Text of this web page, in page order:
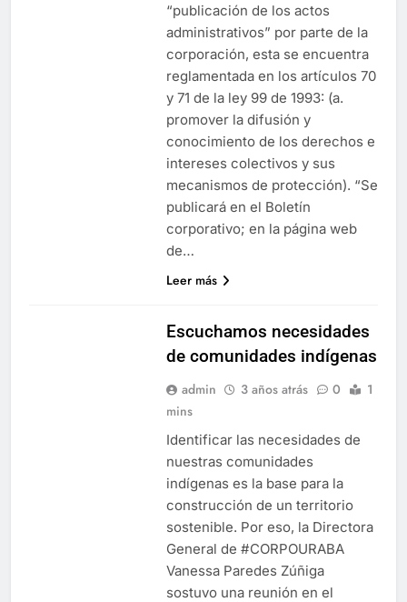
“publicación de los actos
administrativos” por parte de la
corporación, esta se encuentra
reglamentada en los artículos 70
y 71 de la ley 99 de 1993: (a.
promover la difusión y
conocimiento de los derechos e
intereses colectivos y sus
mecanismos de protección). “Se
publicará en el Boletín
corporativo; en la página web
de…
Leer más
Escuchamos necesidades
de comunidades indígenas
admin 3 años atrás 0
1
mins
Identificar las necesidades de
nuestras comunidades
indígenas es la base para la
construcción de un territorio
sostenible. Por eso, la Directora
General de #CORPOURABA
Vanessa Paredes Zúñiga
sostuvo una reunión en el